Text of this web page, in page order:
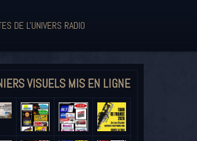
DE L'UNIVERS RADIO
VISUELS MIS EN LIGNE